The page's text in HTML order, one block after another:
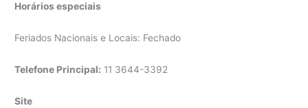
Horários especiais
Feriados Nacionais e Locais: Fechado
Telefone Principal: 11 3644-3392
Site